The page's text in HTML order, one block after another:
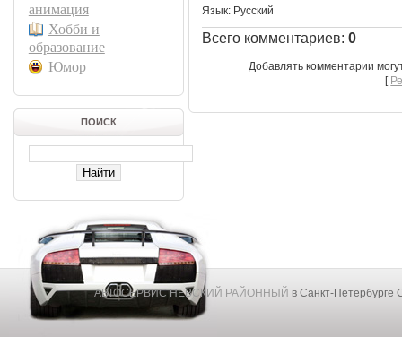
анимация
Хобби и
образование
Юмор
ПОИСК
Язык: Русский
Всего комментариев: 0
Добавлять комментарии
[
АВТОСЕРВИС НЕВСКИЙ РАЙОННЫЙ в Санкт-Петербурге